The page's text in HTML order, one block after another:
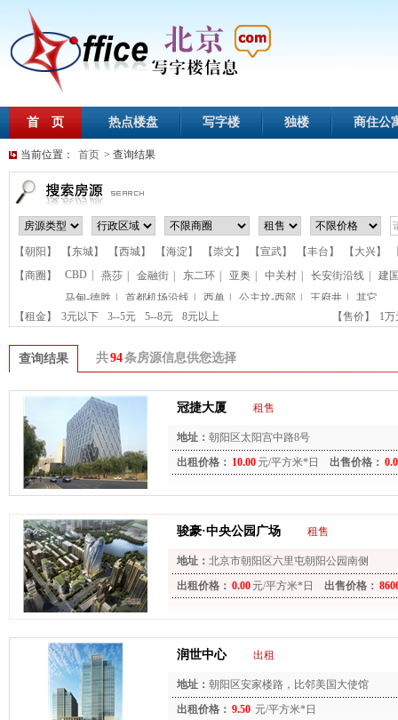
首 页 热点楼盘 写字楼 独楼 商住公
当前位置： 首页 > 查询结果
【朝阳】 【东城】 【西城】 【海淀】 【崇文】 【宣武】 【丰台】 【大兴】
【商圈】
CBD 燕莎 金融街 东二环 亚奥 中关村 长安街沿线
建
马甸-德胜 | 首都机场沿线 | 西单 | 公主坟-西部 | 王府井 |
其它
【租金】
3元以下 3--5元 5--8元 8元以上 【售价】 1
查询结果 共94条房源信息供您选择
冠捷大厦 租售
地址： 朝阳区太阳宫中路8号
出租价格： 10.00 元/平方米*日 出售价格：
骏豪·中央公园广场 租售
地址： 北京市朝阳区六里屯朝阳公园南侧
出租价格： 0.00 元/平方米*日 出售价格：
润世中心 出租
地址： 朝阳区安家楼路，比邻美国大使馆
出租价格： 9.50 元/平方米*日